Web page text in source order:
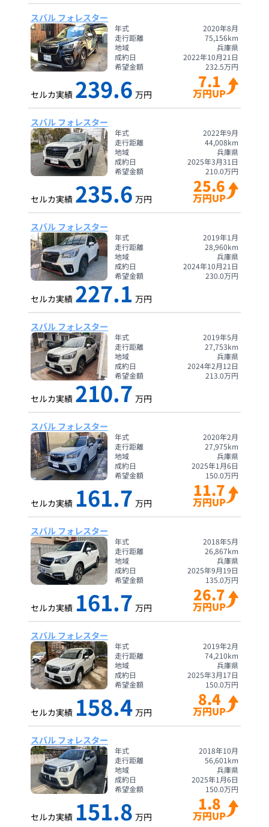
スバル フォレスター
年式
2020年8月
走行距離
75,156km
地域
兵庫県
成約日
2022年10月21日
希望金額
232.5万円
セルカ実績 239.6 万円
7.1
万円UP
スバル フォレスター
年式
2022年9月
走行距離
44,008km
地域
兵庫県
成約日
2025年3月31日
希望金額
210.0万円
セルカ実績 235.6 万円
25.6
万円UP
スバル フォレスター
年式
2019年1月
走行距離
28,960km
地域
兵庫県
成約日
2024年10月21日
希望金額
230.0万円
セルカ実績 227.1 万円
スバル フォレスター
年式
2019年5月
走行距離
27,753km
地域
兵庫県
成約日
2024年2月12日
希望金額
213.0万円
セルカ実績 210.7 万円
スバル フォレスター
年式
2020年2月
走行距離
27,975km
地域
兵庫県
成約日
2025年1月6日
希望金額
150.0万円
セルカ実績 161.7 万円
11.7
万円UP
スバル フォレスター
年式
2018年5月
走行距離
26,867km
地域
兵庫県
成約日
2025年9月19日
希望金額
135.0万円
セルカ実績 161.7 万円
26.7
万円UP
スバル フォレスター
年式
2019年2月
走行距離
74,210km
地域
兵庫県
成約日
2025年3月17日
希望金額
150.0万円
セルカ実績 158.4 万円
8.4
万円UP
スバル フォレスター
年式
2018年10月
走行距離
56,601 km
地域
兵庫県
成約日
2025年1月6日
希望金額
150.0万円
セルカ実績 151.8 万円
1.8
万円UP